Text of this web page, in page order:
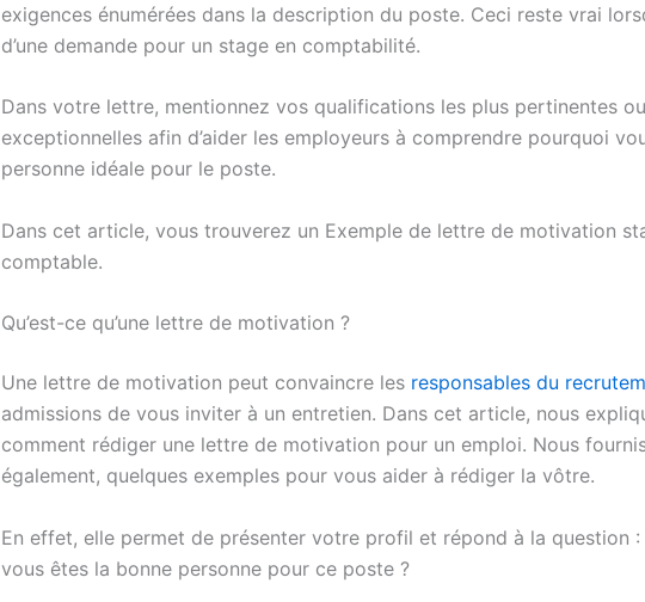
exigences énumérées dans la description du poste. Ceci reste vrai
d’une demande pour un stage en comptabilité.
Dans votre lettre, mentionnez vos qualifications les plus pertinentes
exceptionnelles afin d’aider les employeurs à comprendre pourquoi
personne idéale pour le poste.
Dans cet article, vous trouverez un Exemple de lettre de motivation
comptable.
Qu’est-ce qu’une lettre de motivation ?
Une lettre de motivation peut convaincre les responsables du
admissions de vous inviter à un entretien. Dans cet article, nous
comment rédiger une lettre de motivation pour un emploi. Nous
également, quelques exemples pour vous aider à rédiger la vôtre.
En effet, elle permet de présenter votre profil et répond à la question :
vous êtes la bonne personne pour ce poste ?